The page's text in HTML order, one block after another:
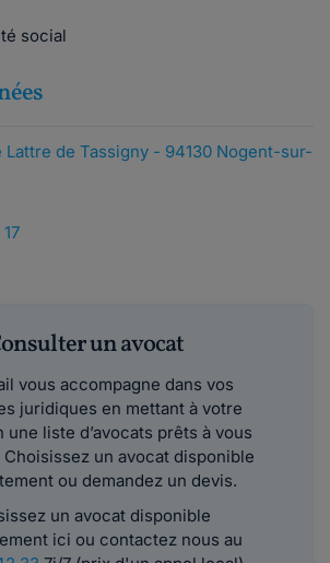
social
Lattre de Tassigny - 94130 Nogent-sur-
un avocat
vous accompagne dans vos
juridiques en mettant à votre
une liste d’avocats prêts à vous
un avocat disponible
ou demandez un devis.
un avocat disponible
ici ou contactez nous au